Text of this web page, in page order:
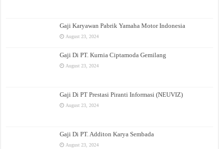
Gaji Karyawan Pabrik Yamaha Motor Indonesia
August 23, 2024
Gaji Di PT. Kurnia Ciptamoda Gemilang
August 23, 2024
Gaji Di PT Prestasi Piranti Informasi (NEUVIZ)
August 23, 2024
Gaji Di PT. Additon Karya Sembada
August 23, 2024